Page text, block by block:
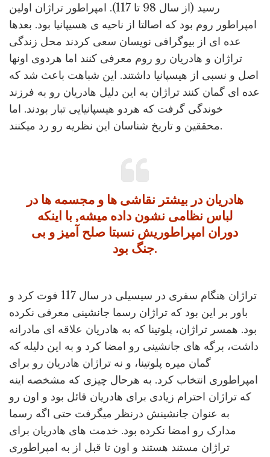
رسید (از سال 98 تا 117). امپراطور تراژان اولین
امپراطور روم بود که اصالتا از ناحیه ی هسیپانیا بود. بعدها
عده ای از بیوگرافی نویسان سعی کردند محل زندگی
تراژان و هادریان رو روم معرفی کنند اما هردوی اونها
اصل و نسبی از هیسپانیا داشتند. این شباهت باعث شد که
عده ای گمان کنند تراژان به این دلیل هادریان رو به فرزند
خوندگی گرفت که هردو هیسپانیایی تبار بودند. اما
محققین و تاریخ شناسان این نظریه رو رد میکنند.
هادریان در بیشتر نقاشی ها و مجسمه ها در
لباس نظامی نشون داده میشه, با اینکه
دوران امپراطوریش نسبتا صلح آمیز و بی
جنگ بود.
تراژان هنگام سفری در سیسیلی در سال 117 فوت کرد و
باور بر این بود که تراژان رسما جانشینی معرفی نکرده
بود. همسر تراژان، پلوتینا که به هادریان علاقه ای مادرانه
داشت، برگه های جانشینی رو امضا کرد و به این دلیله که
گمان میره پلوتینا، و نه تراژان هادریان رو برای
امپراطوری انتخاب کرد. به هرحال چیزی که مشخصه اینه
که تراژان احترام زیادی برای هادریان قائل بود و اون رو
به عنوان جانشینش درنظر میگرفت حتی اگه رسما
مدارک رو امضا نکرده بود. خدمت های هادریان برای
تراژان مستند هستند و اون تا قبل از به امپراطوری